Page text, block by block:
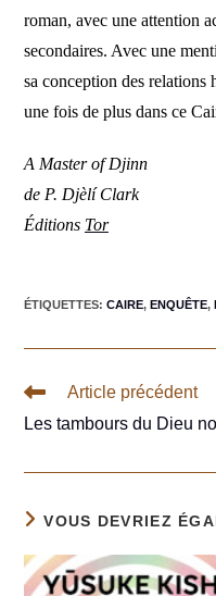
roman, avec une attention
secondaires. Avec une
sa conception des relations
une fois de plus dans ce
A Master of Djinn
de P. Djèlí Clark
Éditions Tor
ÉTIQUETTES: CAIRE, ENQUÊTE,
Article précédent
Les tambours du Dieu
VOUS DEVRIEZ